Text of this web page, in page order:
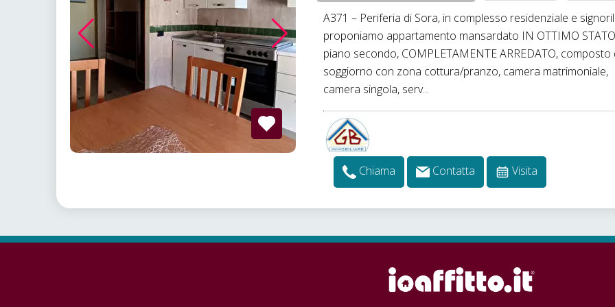
A371 – Periferia di Sora, in complesso residenziale e
proponiamo appartamento mansardato IN OTTIMO
piano secondo, COMPLETAMENTE ARREDATO, composto
soggiorno con zona cottura/pranzo, camera matrimoniale,
camera singola, serv...
Chiama Contatta Visita